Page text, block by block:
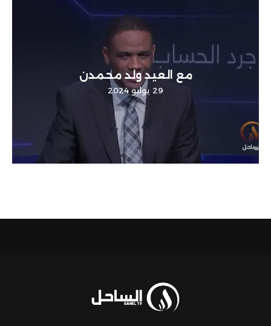
مع العيد ولد محمدن
29 يوليو 2024